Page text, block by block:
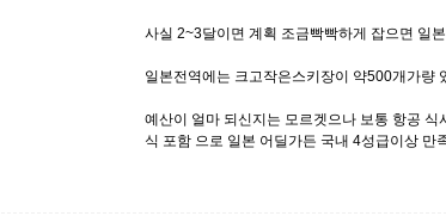
사실 2~3달이면 계획 조금빡빡하게 잡으면 일
일본전역에는 크고작은스키장이 약500개가량
예산이 얼마 되신지는 모르겟으나 보통 항공
식 포함 으로 일본 어딜가든 국내 4성급이상 만